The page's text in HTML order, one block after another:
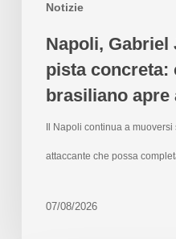
Notizie
Napoli, Gabriel
pista concreta:
brasiliano
Il Napoli continua a
attaccante che possa
07/08/2026